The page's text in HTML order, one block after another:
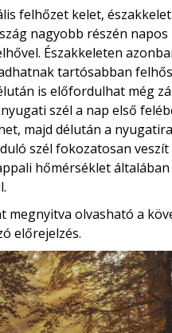
felhőzet kelet,
nagyobb részén napos
Északkeleten
tartósabban
is előfordulhat még
szél a nap első
majd délután a
szél fokozatosan veszít
hőmérséklet általában
megnyitva olvasható a
előrejelzés.